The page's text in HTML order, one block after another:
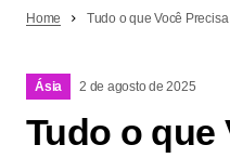
Home Tudo o que Você
Ásia 2 de agosto de 2025
Tudo o que